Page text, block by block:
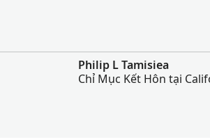
Philip L Tamisiea
Chỉ Mục Kết Hôn tại